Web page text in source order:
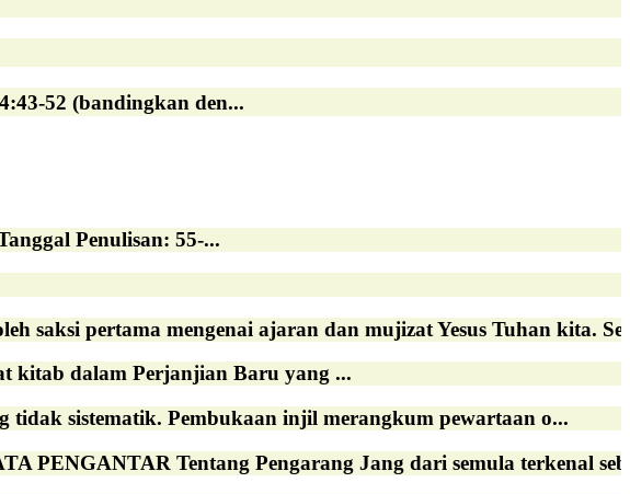
52 (bandingkan den...
Penulisan: 55-...
saksi pertama mengenai ajaran dan mujizat Yesus Tuhan kita.
dalam Perjanjian Baru yang ...
sistematik. Pembukaan injil merangkum pewartaan o...
PENGANTAR Tentang Pengarang Jang dari semula terkenal